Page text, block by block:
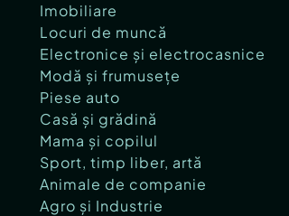
Imobiliare
Locuri de muncă
Electronice și electrocasnice
Modă și frumusețe
Piese auto
Casă și grădină
Mama și copilul
Sport, timp liber, artă
Animale de companie
Agro și Industrie